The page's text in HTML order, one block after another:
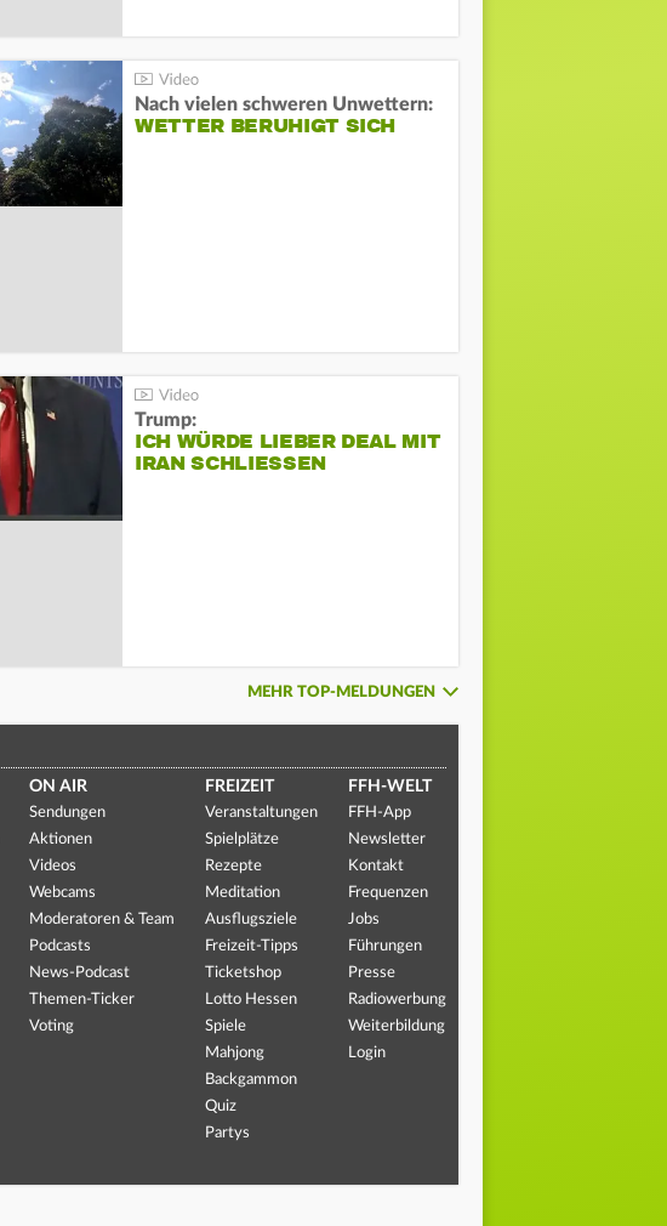
Nach vielen schweren Unwettern:
WETTER BERUHIGT SICH
Trump:
ICH WÜRDE LIEBER DEAL MIT
IRAN SCHLIESSEN
MEHR TOP-MELDUNGEN
ON AIR
Sendungen
Aktionen
Videos
Webcams
Moderatoren & Team
Podcasts
News-Podcast
Themen-Ticker
Voting
FREIZEIT
Veranstaltungen
Spielplätze
Rezepte
Meditation
Ausflugsziele
Freizeit-Tipps
Ticketshop
Lotto Hessen
Spiele
Mahjong
Backgammon
Quiz
Partys
FFH-WELT
FFH-App
Newsletter
Kontakt
Frequenzen
Jobs
Führungen
Presse
Radiowerbung
Weiterbildung
Login